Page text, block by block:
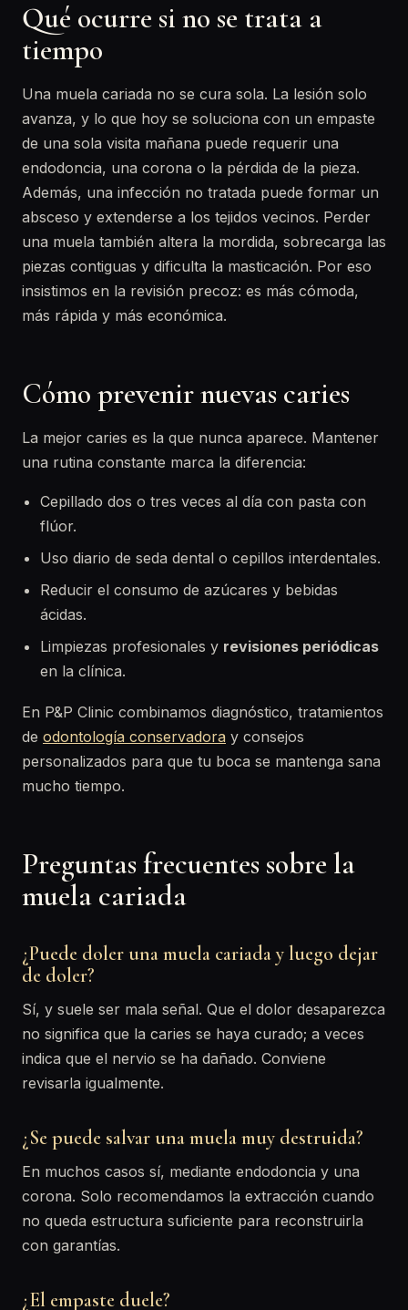
Qué ocurre si no se trata a
tiempo
Una muela cariada no se cura sola. La lesión solo
avanza, y lo que hoy se soluciona con un empaste
de una sola visita mañana puede requerir una
endodoncia, una corona o la pérdida de la pieza.
Además, una infección no tratada puede formar un
absceso y extenderse a los tejidos vecinos. Perder
una muela también altera la mordida, sobrecarga las
piezas contiguas y dificulta la masticación. Por eso
insistimos en la revisión precoz: es más cómoda,
más rápida y más económica.
Cómo prevenir nuevas caries
La mejor caries es la que nunca aparece. Mantener
una rutina constante marca la diferencia:
Cepillado dos o tres veces al día con pasta con
flúor.
Uso diario de seda dental o cepillos interdentales.
Reducir el consumo de azúcares y bebidas
ácidas.
Limpiezas profesionales y revisiones periódicas
en la clínica.
En P&P Clinic combinamos diagnóstico, tratamientos
de odontología conservadora y consejos
personalizados para que tu boca se mantenga sana
mucho tiempo.
Preguntas frecuentes sobre la
muela cariada
¿Puede doler una muela cariada y luego dejar
de doler?
Sí, y suele ser mala señal. Que el dolor desaparezca
no significa que la caries se haya curado; a veces
indica que el nervio se ha dañado. Conviene
revisarla igualmente.
¿Se puede salvar una muela muy destruida?
En muchos casos sí, mediante endodoncia y una
corona. Solo recomendamos la extracción cuando
no queda estructura suficiente para reconstruirla
con garantías.
¿El empaste duele?